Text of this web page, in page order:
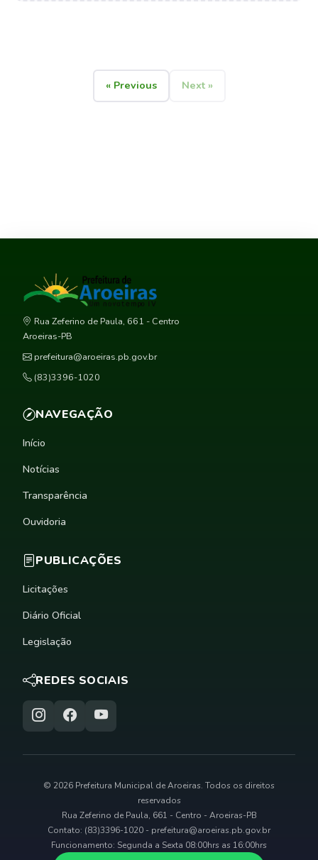
« Previous Next »
Rua Zeferino de Paula, 661 - Centro
Aroeiras-PB
prefeitura@aroeiras.pb.gov.br
(83)3396-1020
NAVEGAÇÃO
Início
Notícias
Transparência
Ouvidoria
PUBLICAÇÕES
Licitações
Diário Oficial
Legislação
REDES SOCIAIS
© 2026 Prefeitura Municipal de Aroeiras. Todos os direitos
reservados
Rua Zeferino de Paula, 661 - Centro - Aroeiras-PB
Contato: (83)3396-1020 - prefeitura@aroeiras.pb.gov.br
Funcionamento: Segunda a Sexta 08:00hrs as 16:00hrs